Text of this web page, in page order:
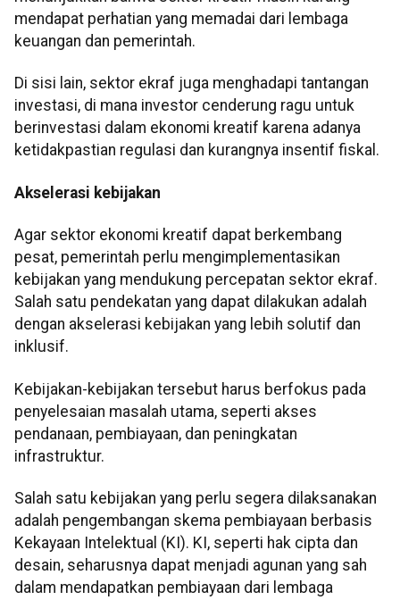
mendapat perhatian yang memadai dari lembaga
keuangan dan pemerintah.
Di sisi lain, sektor ekraf juga menghadapi tantangan
investasi, di mana investor cenderung ragu untuk
berinvestasi dalam ekonomi kreatif karena adanya
ketidakpastian regulasi dan kurangnya insentif fiskal.
Akselerasi kebijakan
Agar sektor ekonomi kreatif dapat berkembang
pesat, pemerintah perlu mengimplementasikan
kebijakan yang mendukung percepatan sektor ekraf.
Salah satu pendekatan yang dapat dilakukan adalah
dengan akselerasi kebijakan yang lebih solutif dan
inklusif.
Kebijakan-kebijakan tersebut harus berfokus pada
penyelesaian masalah utama, seperti akses
pendanaan, pembiayaan, dan peningkatan
infrastruktur.
Salah satu kebijakan yang perlu segera dilaksanakan
adalah pengembangan skema pembiayaan berbasis
Kekayaan Intelektual (KI). KI, seperti hak cipta dan
desain, seharusnya dapat menjadi agunan yang sah
dalam mendapatkan pembiayaan dari lembaga